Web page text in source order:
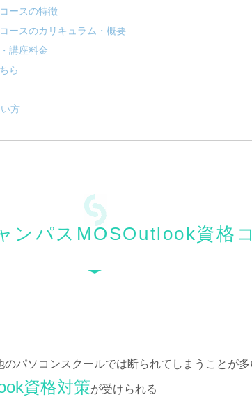
ースの特徴
ースのカリキュラム・概要
講座料金
ら
方
ンパスMOSOutlook資格
のパソコンスクールでは断られてしまうことが多
資格対策が受けられる